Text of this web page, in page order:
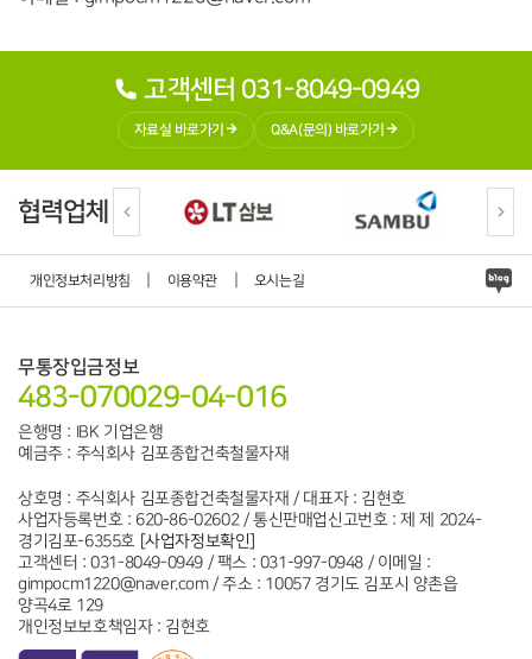
고객센터 031-8049-0949
자료실 바로가기 Q&A(문의) 바로가기
협력업체
개인정보처리방침 이용약관 오시는길
상호명 : 주식회사 김포종합건축철물자재 / 대표자 : 김현호
사업자등록번호 : 620-86-02602 / 통신판매업신고번호 : 제 제 2024-
경기김포-6355호 [사업자정보확인]
고객센터 : 031-8049-0949 / 팩스 : 031-997-0948 / 이메일 :
gimpocm1220@naver.com / 주소 : 10057 경기도 김포시 양촌읍
양곡4로 129
개인정보보호책임자 : 김현호
무통장입금정보
483-070029-04-016
은행명 : IBK 기업은행
예금주 : 주식회사 김포종합건축철물자재